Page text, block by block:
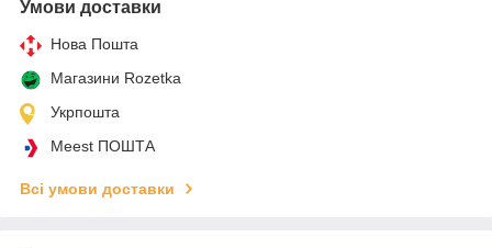
Умови доставки
Нова Пошта
Магазини Rozetka
Укрпошта
Meest ПОШТА
Всі умови доставки